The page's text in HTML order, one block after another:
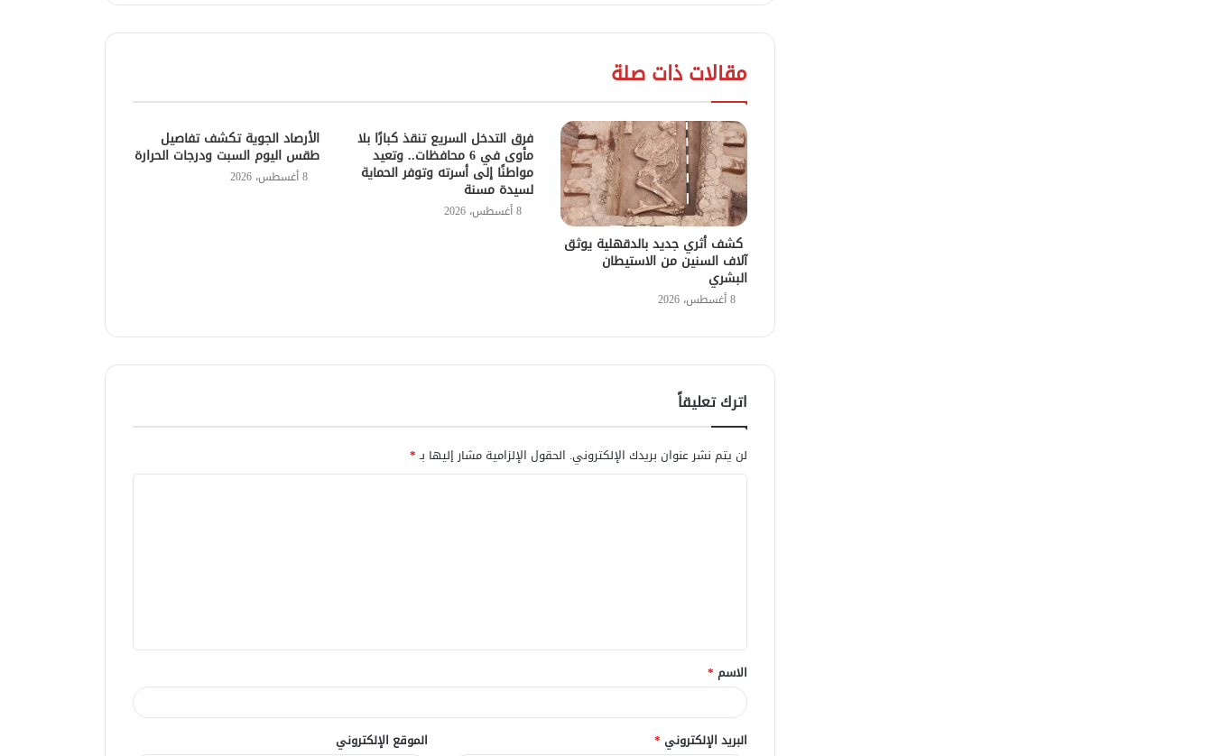
مقالات ذات صلة
كشف أثري جديد بالدقهلية يوثق
آلاف السنين من الاستيطان
البشري
8 أغسطس، 2026
فرق التدخل السريع تنقذ كبارًا بلا
مأوى في 6 محافظات.. وتعيد
مواطنًا إلى أسرته وتوفر الحماية
لسيدة مسنة
8 أغسطس، 2026
الأرصاد الجوية تكشف تفاصيل
طقس اليوم السبت ودرجات الحرارة
8 أغسطس، 2026
اترك تعليقاً
لن يتم نشر عنوان بريدك الإلكتروني. الحقول الإلزامية مشار إليها بـ*
ق
*
الاسم *
البريد الإلكتروني * الموقع الإلكتروني